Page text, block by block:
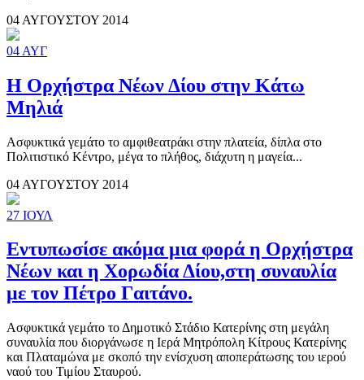
04 ΑΥΓΟΥΣΤΟΥ 2014
04 ΑΥΓ
Η Ορχήστρα Νέων Δίου στην Κάτω
Μηλιά
Ασφυκτικά γεμάτο το αμφιθεατράκι στην πλατεία, δίπλα στο
Πολιτιστικό Κέντρο, μέγα το πλήθος, διάχυτη η μαγεία...
04 ΑΥΓΟΥΣΤΟΥ 2014
27 ΙΟΥΛ
Εντυπωσίσε ακόμα μια φορά η Ορχήστρα
Νέων και η Χορωδία Δίου,στη συναυλία
με τον Πέτρο Γαιτάνο.
Ασφυκτικά γεμάτο το Δημοτικό Στάδιο Κατερίνης στη μεγάλη
συναυλία που διοργάνωσε η Ιερά Μητρόπολη Κίτρους Κατερίνης
και Πλαταμώνα με σκοπό την ενίσχυση αποπεράτωσης του ιερού
ναού του Τιμίου Σταυρού.